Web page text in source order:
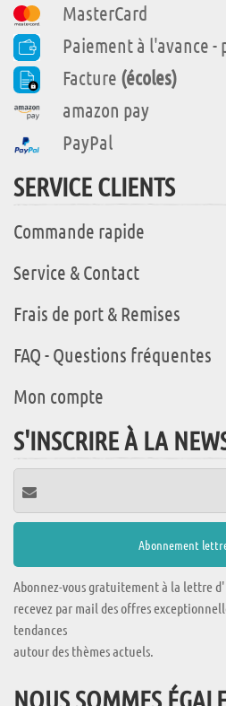
MasterCard
Paiement à l'avance -
Facture (écoles)
amazon pay
PayPal
SERVICE CLIENTS
Commande rapide
Service & Contact
Frais de port & Remises
FAQ - Questions fréquentes
Mon compte
S'INSCRIRE À LA
Abonnez-vous gratuitement à la lettre
recevez par mail des offres
tendances
autour des thèmes actuels.
NOUS SOMMES